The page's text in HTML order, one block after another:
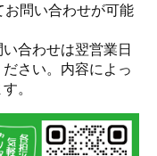
お問い合わせが可能
合わせは翌営業日
さい。内容によっ
。